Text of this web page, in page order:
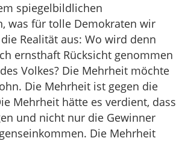
spiegelbildlichen
was für tolle Demokraten wir
Realität aus: Wo wird denn
ernsthaft Rücksicht genommen
Volkes? Die Mehrheit möchte
Die Mehrheit ist gegen die
Mehrheit hätte es verdient, dass
und nicht nur die Gewinner
Die Mehrheit